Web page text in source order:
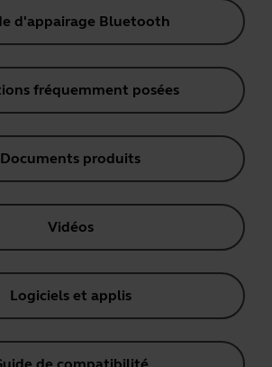
d'appairage Bluetooth
fréquemment posées
Documents produits
Vidéos
Logiciels et applis